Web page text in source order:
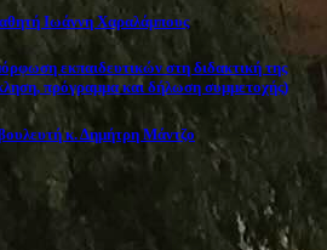
Ιωάννη Χαραλάμπους
εκπαιδευτικών στη διδακτική της
πρόγραμμα και δήλωση συμμετοχής)
κ. Δημήτρη Μάντζο